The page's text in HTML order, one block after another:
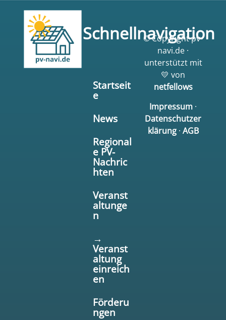
Schnellnavigation
Startseit
e
News
Regional
e PV-
Nachric
hten
Veranst
altunge
n
→
Veranst
altung
einreich
en
Förderu
ngen
© Copyright pv-
navi.de ·
unterstützt mit
💛 von
netfellows
Impressum ·
Datenschutzer
klärung· AGB